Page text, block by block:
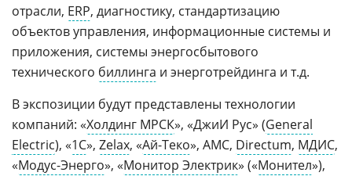
отрасли, ERP, диагностику, стандартизацию
объектов управления, информационные системы и
приложения, системы энергосбытового
технического биллинга и энерготрейдинга и т.д.
В экспозиции будут представлены технологии
компаний: «Холдинг МРСК», «ДжиИ Рус» (General
Electric), «1С», Zelax, «Ай-Теко», АМС, Directum, МДИС,
«Модус-Энерго», «Монитор Электрик» («Монител»),